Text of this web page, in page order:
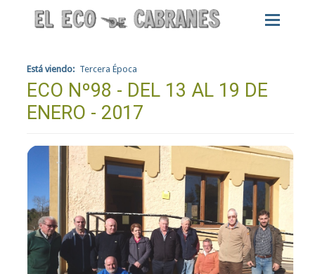
Está viendo: Tercera Época
ECO Nº98 - DEL 13 AL 19 DE
ENERO - 2017